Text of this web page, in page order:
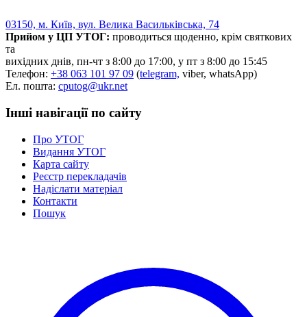
03150, м. Київ, вул. Велика Васильківська, 74
Прийом у ЦП УТОГ: проводиться щоденно, крім святкових
та
вихідних днів, пн-чт з 8:00 до 17:00, у пт з 8:00 до 15:45
Телефон: +38 063 101 97 09 (telegram, viber, whatsApp)
Ел. пошта: cputog@ukr.net
Інші навігації по сайту
Про УТОГ
Видання УТОГ
Карта сайту
Реєстр перекладачів
Надіслати матеріал
Контакти
Пошук